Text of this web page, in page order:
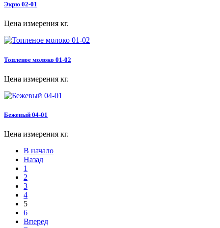
Экрю 02-01
Цена измерения кг.
Топленое молоко 01-02
Цена измерения кг.
Бежевый 04-01
Цена измерения кг.
В начало
Назад
1
2
3
4
5
6
Вперед